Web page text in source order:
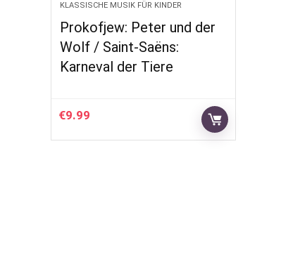
KLASSISCHE MUSIK FÜR KINDER
Prokofjew: Peter und der
Wolf / Saint-Saëns:
Karneval der Tiere
€9.99